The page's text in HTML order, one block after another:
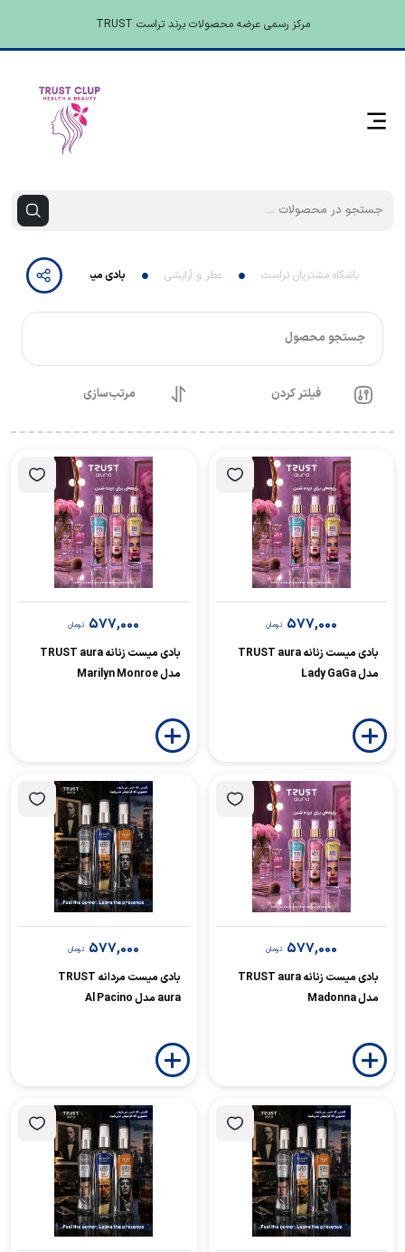
مرکز رسمی عرضه محصولات برند تراست TRUST
باشگاه مشتریان تراست عطر و آرایشی بادی میست
جستجو محصول
فیلتر کردن مرتب‌سازی
577,000 تومان
بادی میست زنانه TRUST aura
مدل Lady GaGa
577,000 تومان
بادی میست زنانه TRUST aura
مدل Marilyn Monroe
577,000 تومان
بادی میست زنانه TRUST aura
مدل Madonna
577,000 تومان
بادی میست مردانه TRUST
aura مدل Al Pacino